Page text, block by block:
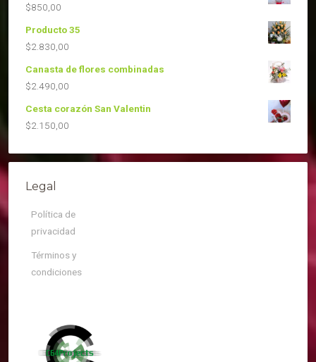
$850,00
Producto 35
$2.830,00
Canasta de flores combinadas
$2.490,00
Cesta corazón San Valentin
$2.150,00
Legal
Política de
privacidad
Términos y
condiciones